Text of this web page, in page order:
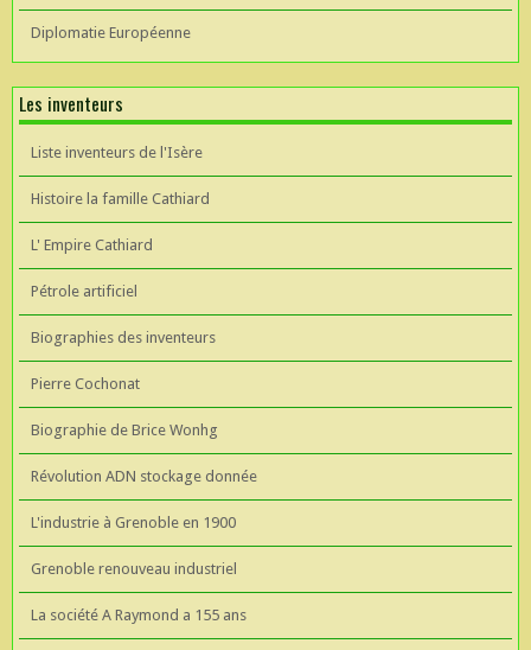
Diplomatie Européenne
Les inventeurs
Liste inventeurs de l'Isère
Histoire la famille Cathiard
L' Empire Cathiard
Pétrole artificiel
Biographies des inventeurs
Pierre Cochonat
Biographie de Brice Wonhg
Révolution ADN stockage donnée
L'industrie à Grenoble en 1900
Grenoble renouveau industriel
La société A Raymond a 155 ans